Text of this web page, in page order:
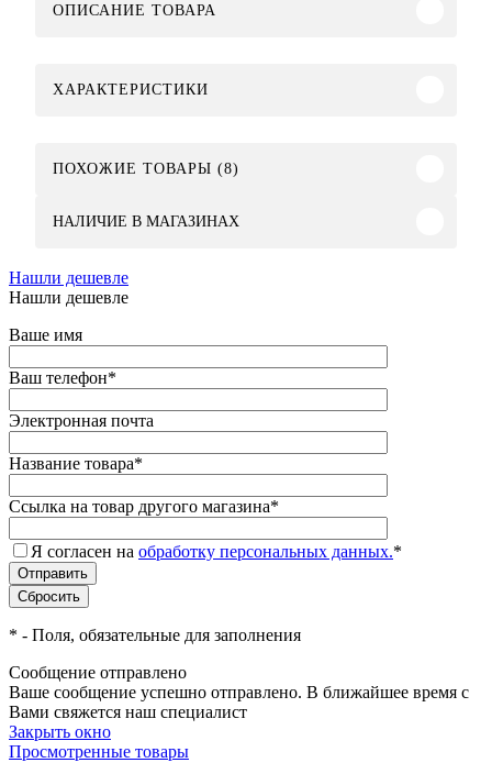
ОПИСАНИЕ ТОВАРА
ХАРАКТЕРИСТИКИ
ПОХОЖИЕ ТОВАРЫ (8)
НАЛИЧИЕ В МАГАЗИНАХ
Нашли дешевле
Нашли дешевле
Ваше имя
Ваш телефон*
Электронная почта
Название товара*
Ссылка на товар другого магазина*
Я согласен на обработку персональных данных.*
* - Поля, обязательные для заполнения
Сообщение отправлено
Ваше сообщение успешно отправлено. В ближайшее время с
Вами свяжется наш специалист
Закрыть окно
Просмотренные товары